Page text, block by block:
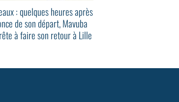
: quelques heures après
de son départ, Mavuba
à faire son retour à Lille